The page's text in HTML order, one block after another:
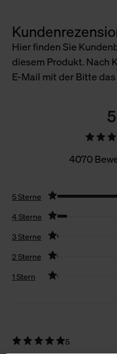
Hier finden Sie
diesem Produkt. Nach
E-Mail mit der Bitte
5
4070
5 Sterne
4 Sterne
3 Sterne
2 Sterne
1 Stern
5